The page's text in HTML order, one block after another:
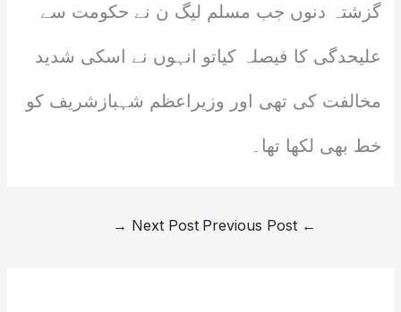
گزشتہ دنوں جب مسلم لیگ ن نے حکومت سے
علیحدگی کا فیصلہ کیاتو انہوں نے اسکی شدید
مخالفت کی تھی اور وزیراعظم شہبازشریف کو
خط بھی لکھا تھا۔
←
Next Post
→